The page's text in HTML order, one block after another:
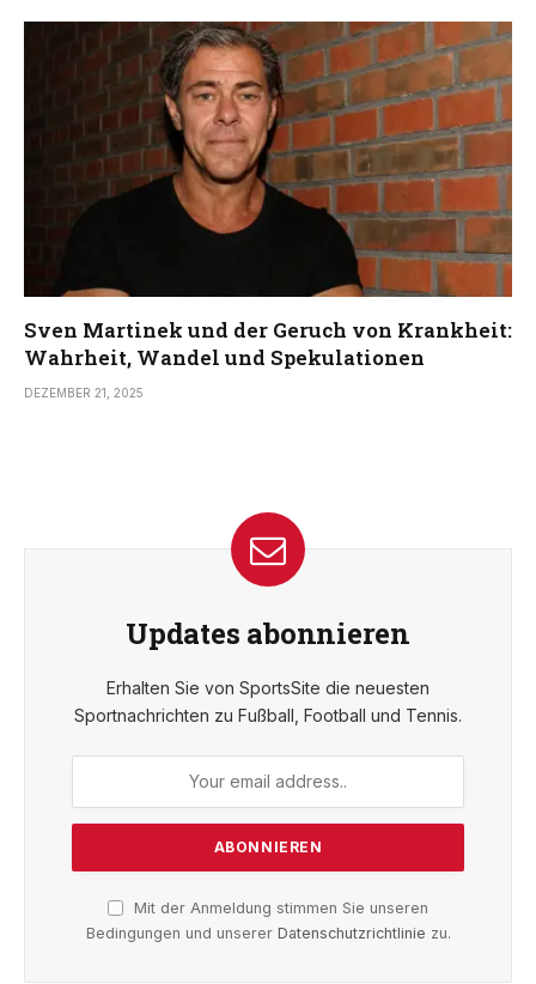
Sven Martinek und der Geruch von Krankheit:
Wahrheit, Wandel und Spekulationen
DEZEMBER 21, 2025
Updates abonnieren
Erhalten Sie von SportsSite die neuesten
Sportnachrichten zu Fußball, Football und Tennis.
Mit der Anmeldung stimmen Sie unseren
Bedingungen und unserer Datenschutzrichtlinie zu.